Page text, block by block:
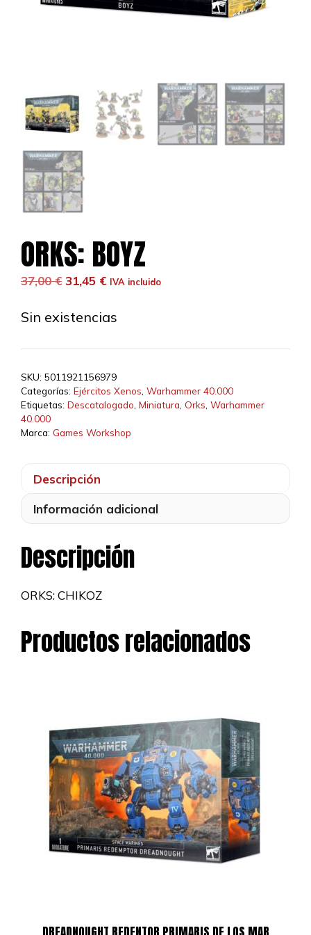
ORKS: BOYZ
37,00€ El
original
37,00 €.
31,45 €El
actual
31,45 €.
IVA incluido
Sin existencias
SKU: 5011921156979
Categorías: Ejércitos Xenos Warhammer 40.000
Etiquetas: Descatalogado Miniatura Orks Warhammer
40.000
Marca: Games Workshop
Descripción
Información adicional
Descripción
ORKS: CHIKOZ
Productos relacionados